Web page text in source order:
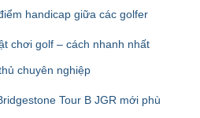
handicap giữa các golfer
chơi golf – cách nhanh nhất
chuyên nghiệp
Tour B JGR mới phù